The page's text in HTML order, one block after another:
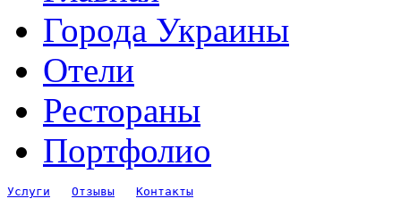
Города Украины
Отели
Рестораны
Портфолио
Услуги Отзывы Контакты